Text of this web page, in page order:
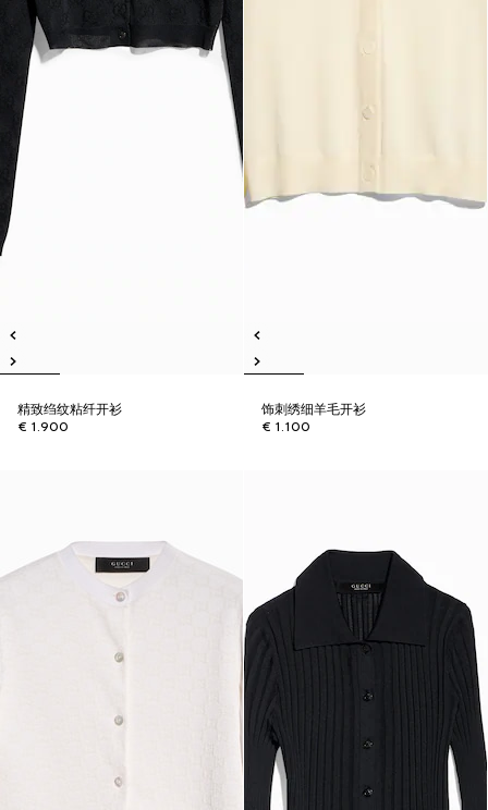
精致绉纹粘纤开衫
€ 1.900
饰刺绣细羊毛开衫
€ 1.100